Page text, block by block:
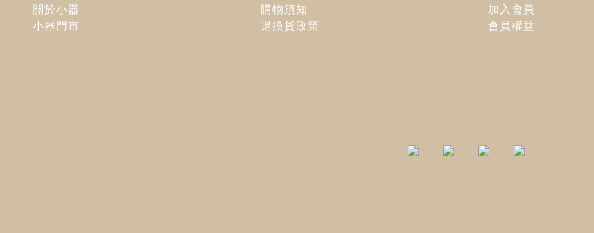
關於小器
小器門市
購物須知
退換貨政策
加入會員
會員權益